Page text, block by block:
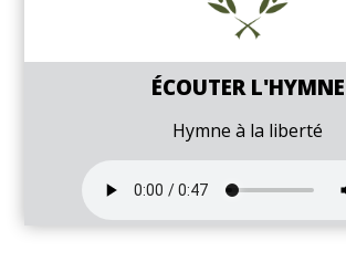
ÉCOUTER L'HYMNE
Hymne à la liberté